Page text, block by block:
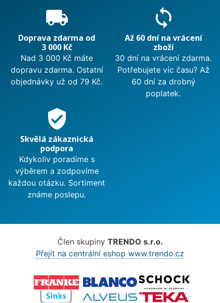
local_shipping
Doprava zdarma od
3 000 Kč
Nad 3 000 Kč máte
dopravu zdarma. Ostatní
objednávky už od 79 Kč.
sync
Až 60 dní na vrácení
zboží
30 dní na vrácení zdarma.
Potřebujete víc času? Až
60 dní za drobný
poplatek.
verified_user
Skvělá zákaznická
podpora
Kdykoliv poradíme s
výběrem a zodpovíme
každou otázku. Sortiment
známe poslepu.
Člen skupiny TRENDO s.r.o.
Přejít na centrální eshop www.trendo.cz